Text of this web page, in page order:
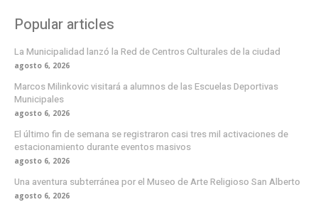
Popular articles
La Municipalidad lanzó la Red de Centros Culturales de la ciudad
agosto 6, 2026
Marcos Milinkovic visitará a alumnos de las Escuelas Deportivas
Municipales
agosto 6, 2026
El último fin de semana se registraron casi tres mil activaciones de
estacionamiento durante eventos masivos
agosto 6, 2026
Una aventura subterránea por el Museo de Arte Religioso San Alberto
agosto 6, 2026